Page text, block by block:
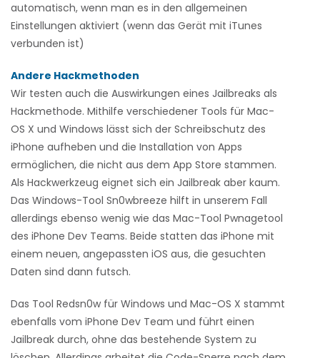
automatisch, wenn man es in den allgemeinen
Einstellungen aktiviert (wenn das Gerät mit iTunes
verbunden ist)
Andere Hackmethoden
Wir testen auch die Auswirkungen eines Jailbreaks als
Hackmethode. Mithilfe verschiedener Tools für Mac-
OS X und Windows lässt sich der Schreibschutz des
iPhone aufheben und die Installation von Apps
ermöglichen, die nicht aus dem App Store stammen.
Als Hackwerkzeug eignet sich ein Jailbreak aber kaum.
Das Windows-Tool Sn0wbreeze hilft in unserem Fall
allerdings ebenso wenig wie das Mac-Tool Pwnagetool
des iPhone Dev Teams. Beide statten das iPhone mit
einem neuen, angepassten iOS aus, die gesuchten
Daten sind dann futsch.
Das Tool Redsn0w für Windows und Mac-OS X stammt
ebenfalls vom iPhone Dev Team und führt einen
Jailbreak durch, ohne das bestehende System zu